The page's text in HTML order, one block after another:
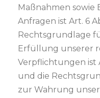
Maßnahmen
Anfragen ist Art. 6
Rechtsgrundlage
Erfüllung unserer
Verpflichtungen ist
und die
zur Wahrung